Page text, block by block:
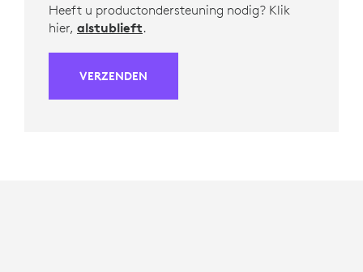
Heeft u productondersteuning nodig? Klik
hier, alstublieft.
VERZENDEN